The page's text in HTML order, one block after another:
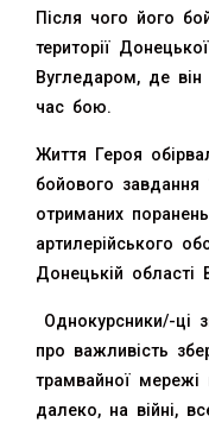
Після чого його
території
Вугледаром, де
час бою.
Життя Героя
бойового
отриманих
артилерійського
Донецькій області
Однокурсники/-ці
про важливість
трамвайної мережі
далеко, на війні,